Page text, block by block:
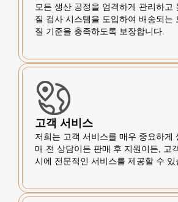
모든 생산 공정을 엄격하게 관리하고
질 검사 시스템을 도입하여 배송되는
질 기준을 충족하도록 보장합니다.
고객 서비스
저희는 고객 서비스를 매우 중요하게
매 전 상담이든 판매 후 지원이든, 고
시에 전문적인 서비스를 제공할 수 있